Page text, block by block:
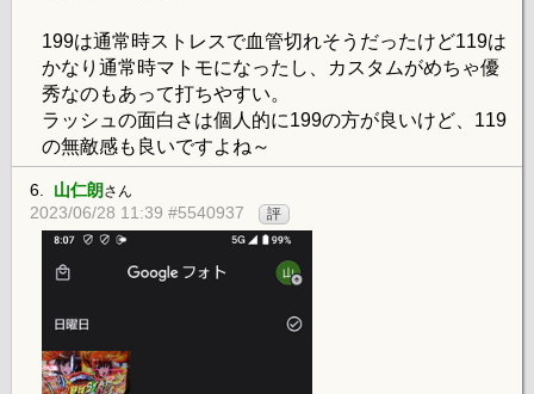
199は通常時ストレスで血管切れそうだったけど119は
かなり通常時マトモになったし、カスタムがめちゃ優
秀なのもあって打ちやすい。
ラッシュの面白さは個人的に199の方が良いけど、119
の無敵感も良いですよね～
6. 山仁朗さん
2023/06/28 11:39 #5540937 評